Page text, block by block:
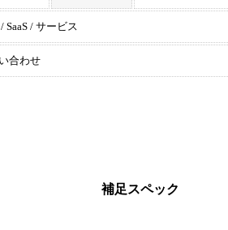
SaaS / サービス
合わせ
補足スペック